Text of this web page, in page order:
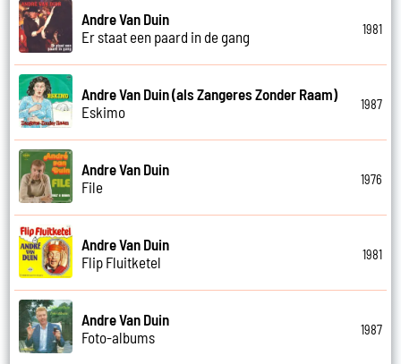
Andre Van Duin
Er staat een paard in de gang
1981
Andre Van Duin (als Zangeres Zonder Raam)
Eskimo
1987
Andre Van Duin
File
1976
Andre Van Duin
Flip Fluitketel
1981
Andre Van Duin
Foto-albums
1987